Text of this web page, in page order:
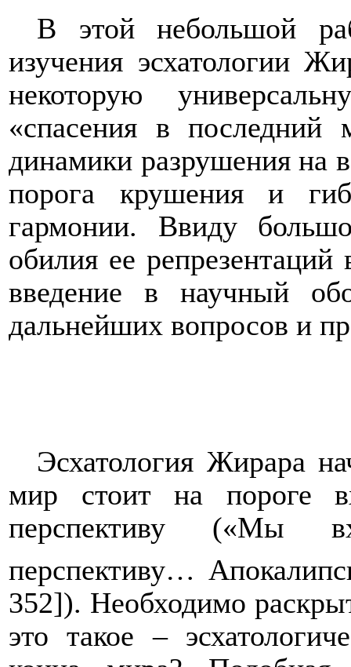
В этой небольшой
изучения эсхатологии
некоторую
«спасения в последний
динамики разрушения на
порога крушения и
гармонии. Ввиду
обилия ее
введение в научный
дальнейших вопросов и
Эсхатология Жирара
мир стоит на пороге
перспективу («Мы
перспективу…
352]). Необходимо
это такое –